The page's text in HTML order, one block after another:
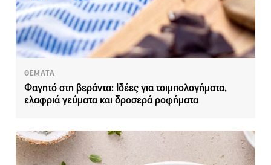
ΘΕΜΑΤΑ
Φαγητό στη βεράντα: Ιδέες για τσιμπολογήματα,
ελαφριά γεύματα και δροσερά ροφήματα